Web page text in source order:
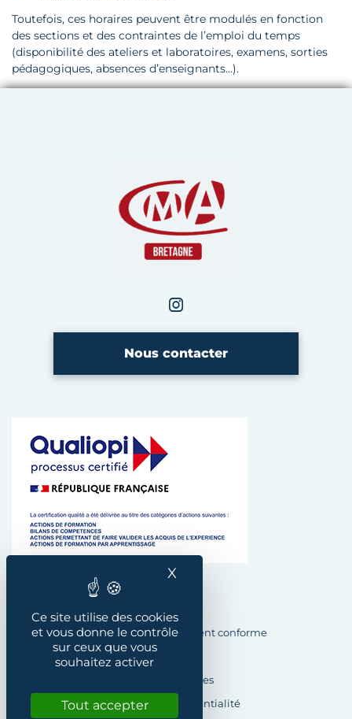
Ce site utilise des cookies
et vous donne le contrôle
sur ceux que vous
souhaitez activer
Tout accepter
X
Toutefois, ces horaires peuvent être modulés en fonction
des sections et des contraintes de l’emploi du temps
(disponibilité des ateliers et laboratoires, examens, sorties
pédagogiques, absences d’enseignants…).
Chambre de Métiers et
Instagram
CMA Bretagne
Nous contacter
Accessibilité : Partiellement conforme
Mentions légales
Politique de confidentialité